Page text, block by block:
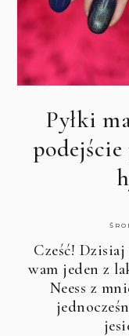
Pyłki
Cześć! Dzisiaj
wam jeden z
Neess z